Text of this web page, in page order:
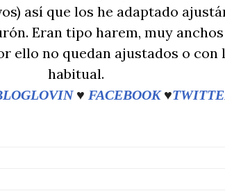
así que los he adaptado
Eran tipo harem, muy
ello no quedan ajustados o con
habitual.
♥ FACEBOOK♥